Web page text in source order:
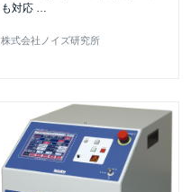
も対応 …
株式会社ノイズ研究所